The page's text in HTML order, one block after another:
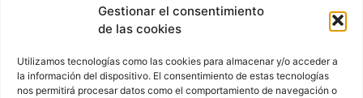
Gestionar el consentimiento
de las cookies
Utilizamos tecnologías como las cookies para almacenar y/o acceder a
la información del dispositivo. El consentimiento de estas tecnologías
nos permitirá procesar datos como el comportamiento de navegación o
TEMPORADA 2003-04